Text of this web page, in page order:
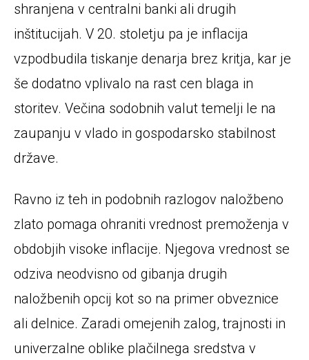
shranjena v centralni banki ali drugih
inštitucijah. V 20. stoletju pa je inflacija
vzpodbudila tiskanje denarja brez kritja, kar je
še dodatno vplivalo na rast cen blaga in
storitev. Večina sodobnih valut temelji le na
zaupanju v vlado in gospodarsko stabilnost
države.
Ravno iz teh in podobnih razlogov naložbeno
zlato pomaga ohraniti vrednost premoženja v
obdobjih visoke inflacije. Njegova vrednost se
odziva neodvisno od gibanja drugih
naložbenih opcij kot so na primer obveznice
ali delnice. Zaradi omejenih zalog, trajnosti in
univerzalne oblike plačilnega sredstva v